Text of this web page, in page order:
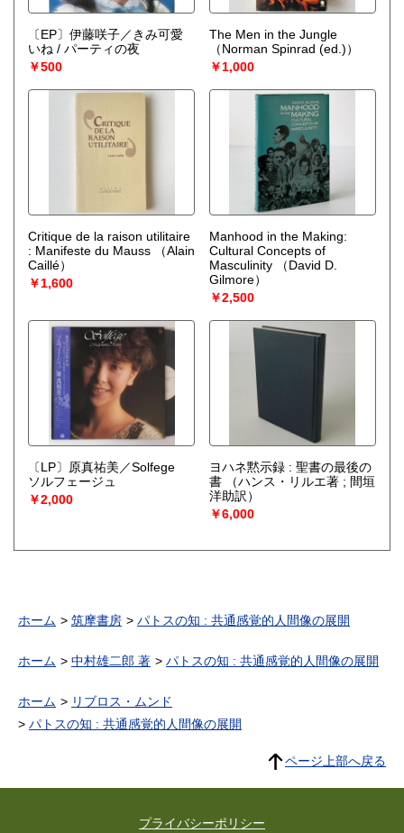
〔EP〕伊藤咲子／きみ可愛
いね / パーティの夜
￥500
The Men in the Jungle
（Norman Spinrad (ed.)）
￥1,000
Critique de la raison utilitaire
: Manifeste du Mauss
（Alain
Caillé）
￥1,600
Manhood in the Making:
Cultural Concepts of
Masculinity
（David D.
Gilmore）
￥2,500
〔LP〕原真祐美／Solfege
ソルフェージュ
￥2,000
ヨハネ黙示録 : 聖書の最後の
書
（ハンス・リルエ著 ; 間垣
洋助訳）
￥6,000
ホーム 筑摩書房 パトスの知 : 共通感覚的人間像の展開
ホーム 中村雄二郎 著 パトスの知 : 共通感覚的人間像の展開
ホーム
リブロス・ムンド
パトスの知 : 共通感覚的人間像の展開
ページ上部へ戻る
プライバシーポリシー